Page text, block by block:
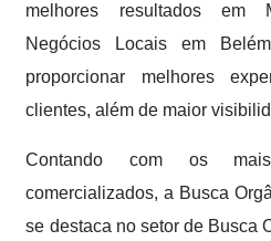
melhores resultados em
Negócios Locais em
proporcionar melhores
clientes, além de maior
Contando com os
comercializados, a Busca
se destaca no setor de Busca